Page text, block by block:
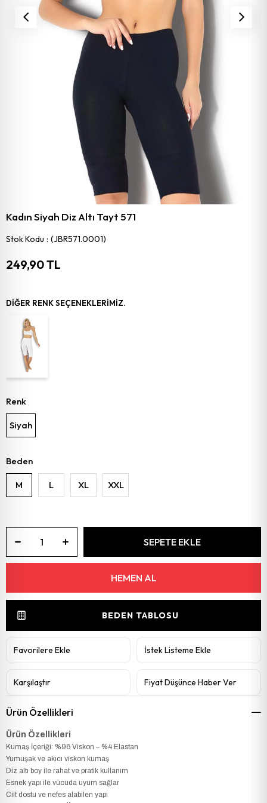
Kadın Siyah Diz Altı Tayt 571
Stok Kodu (JBR571.0001)
249,90 TL
DIĞER RENK SEÇENEKLERIMIZ.
Renk
Siyah
Beden
M L XL XXL
BEDEN TABLOSU
Favorilere Ekle İstek Listeme Ekle
Karşılaştır Fiyat Düşünce Haber Ver
Ürün Özellikleri
Ürün Özellikleri
Kumaş İçeriği: %96 Viskon – %4 Elastan
Yumuşak ve akıcı viskon kumaş
Diz altı boy ile rahat ve pratik kullanım
Esnek yapı ile vücuda uyum sağlar
Cilt dostu ve nefes alabilen yapı